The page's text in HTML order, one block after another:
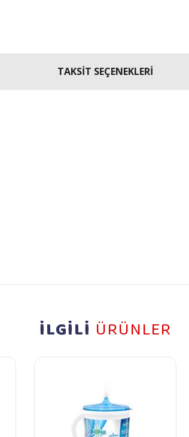
TAKSİT SEÇENEKLERİ
İLGİLİ ÜRÜNLER